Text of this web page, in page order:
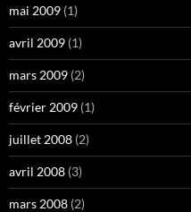
mai 2009 (1)
avril 2009 (1)
mars 2009 (2)
février 2009 (1)
juillet 2008 (2)
avril 2008 (3)
mars 2008 (2)